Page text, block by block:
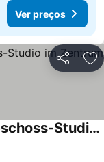
Ver preços
Partilhar
PEARLs - Gemütliches Dachgeschoss-Studio im Zentrum von Kleve